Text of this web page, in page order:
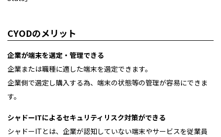
CYODのメリット
企業が端末を選定・管理できる
企業または職種に適した端末を選定できます。
企業側で選定し購入する為、端末の状態等の管理が容易にできま
す。
シャドーITによるセキュリティリスク対策ができる
シャドーITとは、企業が認知していない端末やサービスを従業員